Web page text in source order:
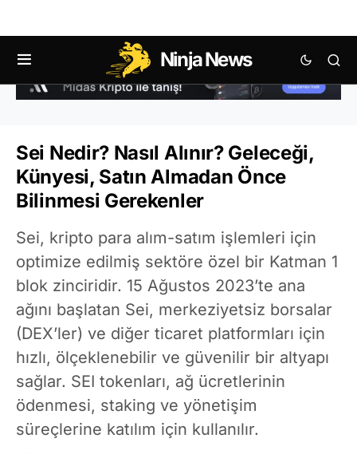
Ninja News
Sei Nedir? Nasıl Alınır? Geleceği,
Künyesi, Satın Almadan Önce
Bilinmesi Gerekenler
Sei, kripto para alım-satım işlemleri için
optimize edilmiş sektöre özel bir Katman 1
blok zinciridir. 15 Ağustos 2023’te ana
ağını başlatan Sei, merkeziyetsiz borsalar
(DEX’ler) ve diğer ticaret platformları için
hızlı, ölçeklenebilir ve güvenilir bir altyapı
sağlar. SEI tokenları, ağ ücretlerinin
ödenmesi, staking ve yönetişim
süreçlerine katılım için kullanılır​​​​​​.